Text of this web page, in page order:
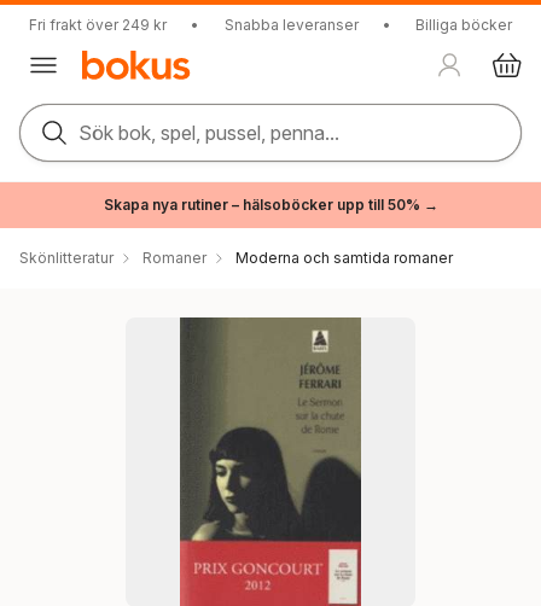
Fri frakt över 249 kr • Snabba leveranser • Billiga böcker
Sök bok, spel, pussel, penna...
Skapa nya rutiner – hälsoböcker upp till 50% →
Skönlitteratur Romaner Moderna och samtida romaner